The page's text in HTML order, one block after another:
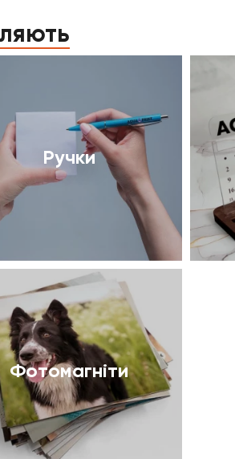
Ручки
Фотомагніти